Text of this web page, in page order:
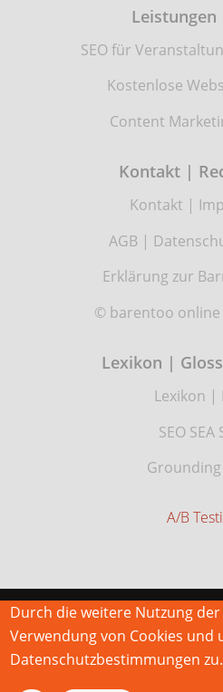
SEO für
Kostenlose
Content
Kontakt |
Kontakt |
AGB|
Erklärung zur
© barentoo online
Lexikon |
Lexikon |
SEO SEA
Grounding
A/B
Durch die weitere Nutzung
Verwendung von Cookies und
Datenschutzbestimmungen zu.